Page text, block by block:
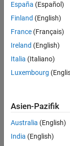
España (Español)
Finland (English)
France (Français)
Ireland (English)
Italia (Italiano)
Luxembourg
Asien-Pazifik
Australia (English)
India (English)